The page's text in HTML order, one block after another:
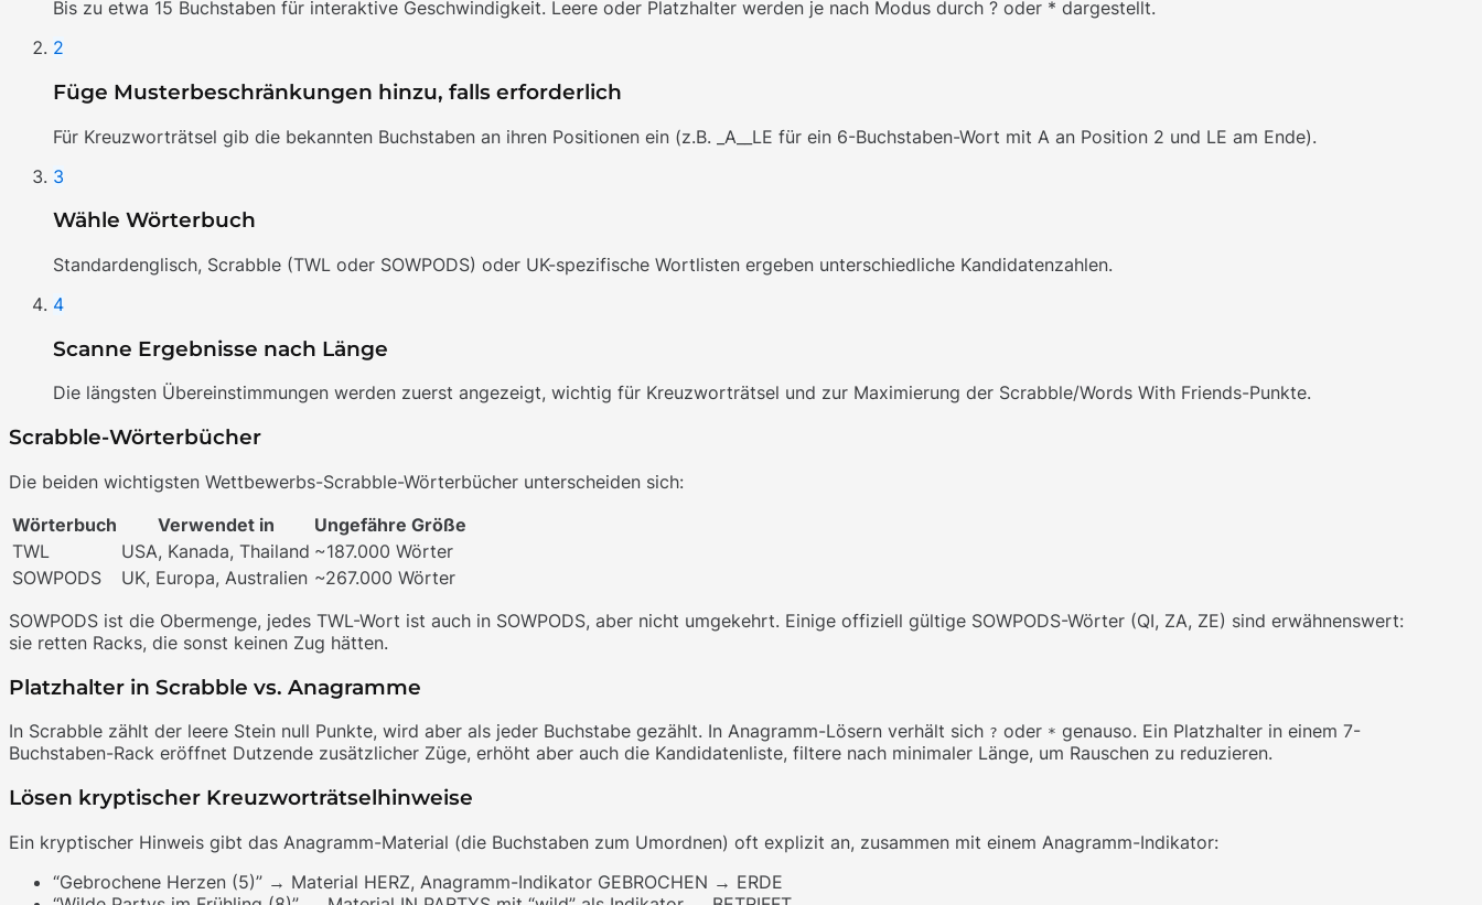
Bis zu etwa 15 Buchstaben für interaktive Geschwindigkeit. Leere oder Platzhalter werden je nach Modus durch ? oder * dargestellt.
2
Füge Musterbeschränkungen hinzu, falls erforderlich
Für Kreuzworträtsel gib die bekannten Buchstaben an ihren Positionen ein (z.B. _A__LE für ein 6-Buchstaben-Wort mit A an Position 2 und LE am Ende).
3
Wähle Wörterbuch
Standardenglisch, Scrabble (TWL oder SOWPODS) oder UK-spezifische Wortlisten ergeben unterschiedliche Kandidatenzahlen.
4
Scanne Ergebnisse nach Länge
Die längsten Übereinstimmungen werden zuerst angezeigt, wichtig für Kreuzworträtsel und zur Maximierung der Scrabble/Words With Friends-Punkte.
Scrabble-Wörterbücher
Die beiden wichtigsten Wettbewerbs-Scrabble-Wörterbücher unterscheiden sich:
Wörterbuch
Verwendet in
Ungefähre Größe
TWL
USA, Kanada, Thailand ~187.000 Wörter
SOWPODS
UK, Europa, Australien ~267.000 Wörter
SOWPODS ist die Obermenge, jedes TWL-Wort ist auch in SOWPODS, aber nicht umgekehrt. Einige offiziell gültige SOWPODS-Wörter (QI, ZA, ZE) sind erwähnenswert:
sie retten Racks, die sonst keinen Zug hätten.
Platzhalter in Scrabble vs. Anagramme
In Scrabble zählt der leere Stein null Punkte, wird aber als jeder Buchstabe gezählt. In Anagramm-Lösern verhält sich ? oder * genauso. Ein Platzhalter in einem 7-
Buchstaben-Rack eröffnet Dutzende zusätzlicher Züge, erhöht aber auch die Kandidatenliste, filtere nach minimaler Länge, um Rauschen zu reduzieren.
Lösen kryptischer Kreuzworträtselhinweise
Ein kryptischer Hinweis gibt das Anagramm-Material (die Buchstaben zum Umordnen) oft explizit an, zusammen mit einem Anagramm-Indikator:
“Gebrochene Herzen (5)” → Material HERZ, Anagramm-Indikator GEBROCHEN → ERDE